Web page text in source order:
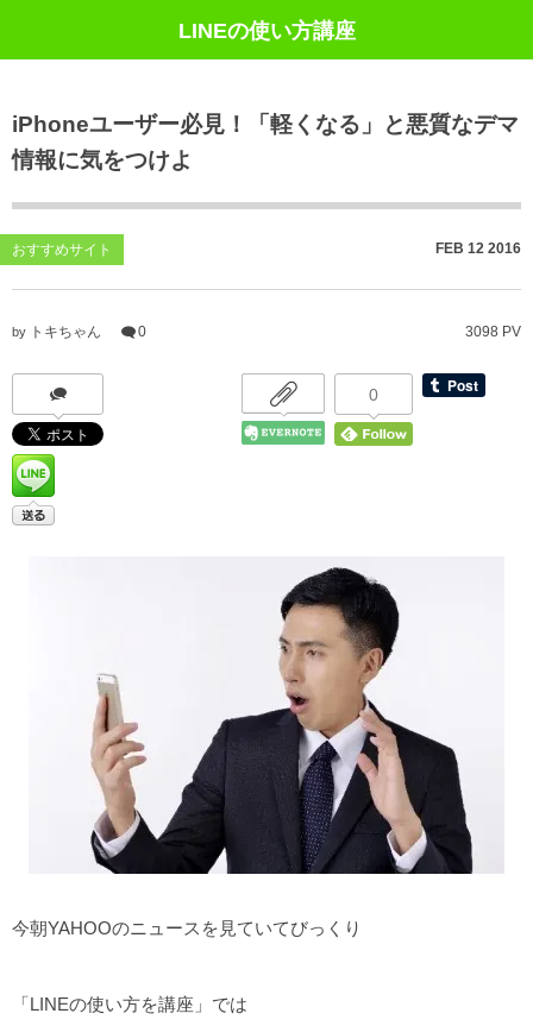
LINEの使い方講座
iPhoneユーザー必見！「軽くなる」と悪質なデマ
情報に気をつけよ
おすすめサイト FEB 12 2016
by トキちゃん 0 3098 PV
0
今朝YAHOOのニュースを見ていてびっくり
「LINEの使い方を講座」では